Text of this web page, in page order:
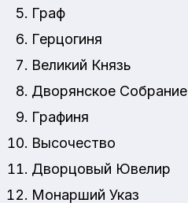
Граф
Герцогиня
Великий Князь
Дворянское Собрание
Графиня
Высочество
Дворцовый Ювелир
Монарший Указ